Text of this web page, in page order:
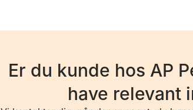
Er du kunde hos AP
have relevant